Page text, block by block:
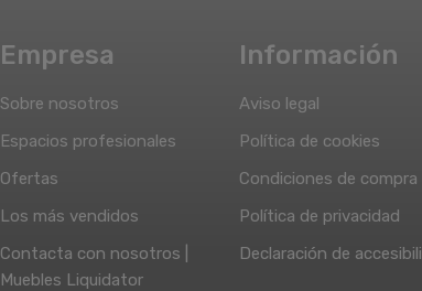
Empresa
Sobre nosotros
Espacios profesionales
Ofertas
Los más vendidos
Contacta con nosotros |
Muebles Liquidator
Información
Aviso legal
Política de cookies
Condiciones de compra
Política de privacidad
Declaración de